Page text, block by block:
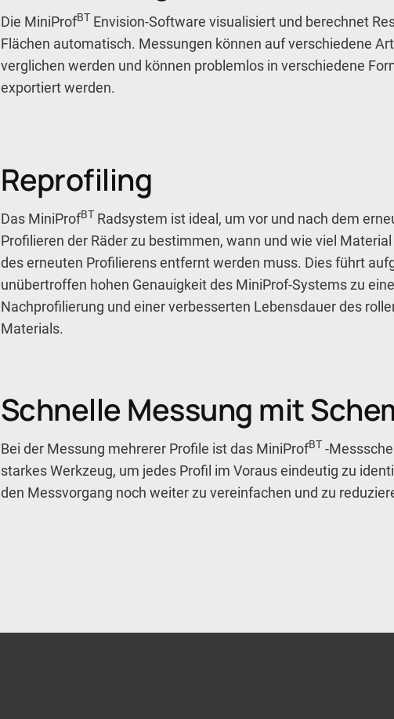
Die MiniProfBT Envision-Software visualisiert und berechnet
Flächen automatisch. Messungen können auf verschiedene
verglichen werden und können problemlos in verschiedene
exportiert werden.
Reprofiling
Das MiniProfBT Radsystem ist ideal, um vor und nach dem
Profilieren der Räder zu bestimmen, wann und wie viel
des erneuten Profilierens entfernt werden muss. Dies führt
unübertroffen hohen Genauigkeit des MiniProf-Systems zu
Nachprofilierung und einer verbesserten Lebensdauer des
Materials.
Schnelle Messung mit
Bei der Messung mehrerer Profile ist das MiniProfBT -
starkes Werkzeug, um jedes Profil im Voraus eindeutig zu
den Messvorgang noch weiter zu vereinfachen und zu